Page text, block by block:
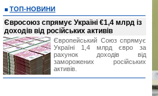
ТОП-НОВИНИ
Євросоюз спрямує Україні €1,4 млрд із
доходів від російських активів
Європейський Союз спрямує
Україні 1,4 млрд євро за
рахунок доходів від
заморожених російських
активів.